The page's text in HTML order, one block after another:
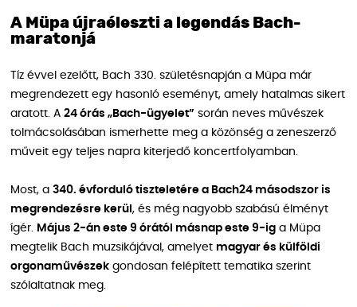
A Müpa újraéleszti a legendás Bach-
maratonjá
Tíz évvel ezelőtt, Bach 330. születésnapján a Müpa már
megrendezett egy hasonló eseményt, amely hatalmas sikert
aratott. A 24 órás „Bach-ügyelet” során neves művészek
tolmácsolásában ismerhette meg a közönség a zeneszerző
műveit egy teljes napra kiterjedő koncertfolyamban.
Most, a 340. évforduló tiszteletére a Bach24 másodszor is
megrendezésre kerül , és még nagyobb szabású élményt
ígér.
Május 2-án este 9 órától másnap este 9-ig a Müpa
megtelik Bach muzsikájával, amelyet magyar és külföldi
orgonaművészek gondosan felépített tematika szerint
szólaltatnak meg.